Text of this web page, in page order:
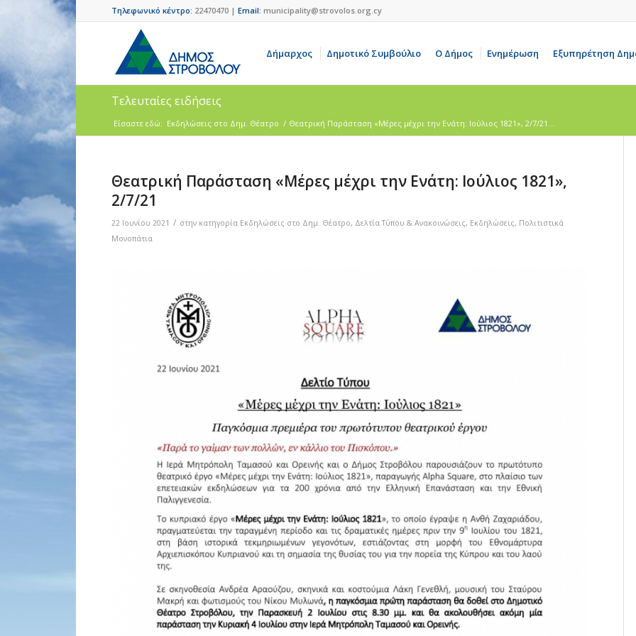
Τηλεφωνικό κέντρο: 22470470 | Email: municipality@strovolos.org.cy
Δήμαρχος Δημοτικό Συμβούλιο Ο Δήμος Ενημέρωση Εξυπηρέτηση
Τελευταίες ειδήσεις
Είσαστε εδώ: Eκδηλώσεις στο Δημ. Θέατρο / Θεατρική Παράσταση «Μέρες μέχρι την Ενάτη: Ιούλιος 1821», 2/7/21...
Θεατρική Παράσταση «Μέρες μέχρι την Ενάτη: Ιούλιος 1821»,
2/7/21
22 Ιουνίου 2021 / στην κατηγορία Eκδηλώσεις στο Δημ. Θέατρο, Δελτία Τύπου & Ανακοινώσεις, Εκδηλώσεις, Πολιτιστικά
Μονοπάτια